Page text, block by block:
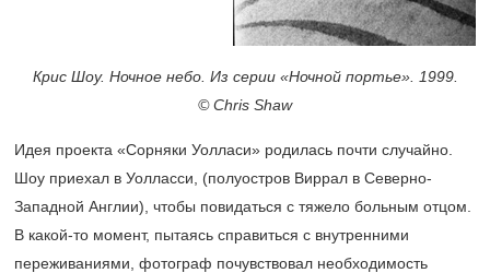
Крис Шоу. Ночное небо. Из серии «Ночной портье». 1999.
© Chris Shaw
Идея проекта «Сорняки Уолласи» родилась почти случайно.
Шоу приехал в Уолласси, (полуостров Виррал в Северно-
Западной Англии), чтобы повидаться с тяжело больным отцом.
В какой-то момент, пытаясь справиться с внутренними
переживаниями, фотограф почувствовал необходимость